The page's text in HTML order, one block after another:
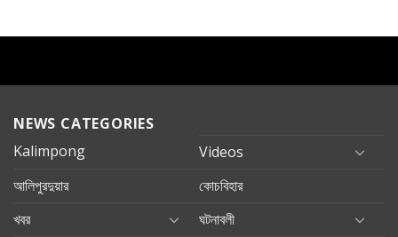
NEWS CATEGORIES
Kalimpong
Videos
আলিপুরদুয়ার
কোচবিহার
খবর
ঘটনাবলী